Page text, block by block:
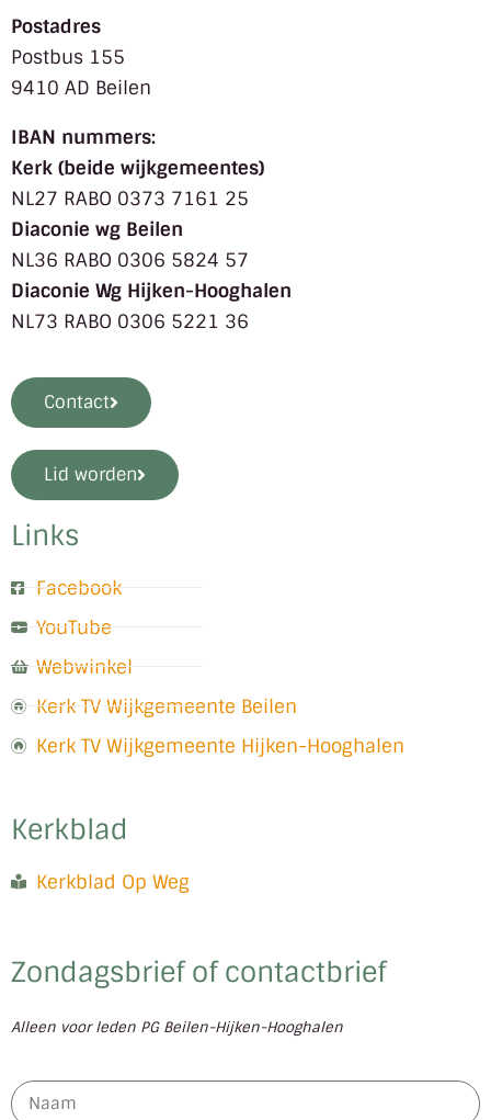
Postadres
Postbus 155
9410 AD Beilen
IBAN nummers:
Kerk (beide wijkgemeentes)
NL27 RABO 0373 7161 25
Diaconie wg Beilen
NL36 RABO 0306 5824 57
Diaconie Wg Hijken-Hooghalen
NL73 RABO 0306 5221 36
Contact
Lid worden
Links
Facebook
YouTube
Webwinkel
Kerk TV Wijkgemeente Beilen
Kerk TV Wijkgemeente Hijken-Hooghalen
Kerkblad
Kerkblad Op Weg
Zondagsbrief of contactbrief
Alleen voor leden PG Beilen-Hijken-Hooghalen